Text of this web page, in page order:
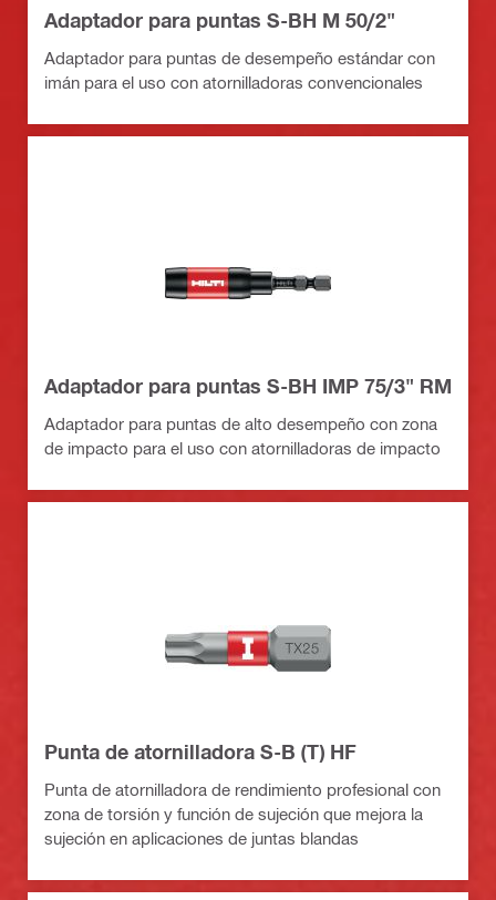
Adaptador para puntas S-BH M 50/2"
Adaptador para puntas de desempeño estándar con
imán para el uso con atornilladoras convencionales
Adaptador para puntas S-BH IMP 75/3" RM
Adaptador para puntas de alto desempeño con zona
de impacto para el uso con atornilladoras de impacto
Punta de atornilladora S-B (T) HF
Punta de atornilladora de rendimiento profesional con
zona de torsión y función de sujeción que mejora la
sujeción en aplicaciones de juntas blandas